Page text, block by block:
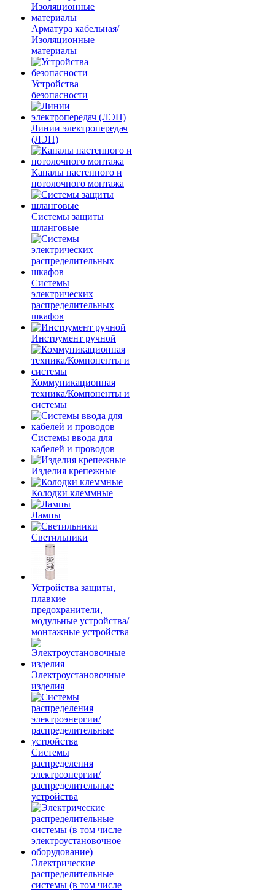
Арматура кабельная/
Изоляционные
материалы
Устройства
безопасности
Линии электропередач
(ЛЭП)
Каналы настенного и
потолочного монтажа
Системы защиты
шланговые
Системы
электрических
распределительных
шкафов
Инструмент ручной
Коммуникационная
техника/Компоненты и
системы
Системы ввода для
кабелей и проводов
Изделия крепежные
Колодки клеммные
Лампы
Светильники
Устройства защиты,
плавкие
предохранители,
модульные устройства/
монтажные устройства
Электроустановочные
изделия
Системы
распределения
электроэнергии/
распределительные
устройства
Электрические
распределительные
системы (в том числе